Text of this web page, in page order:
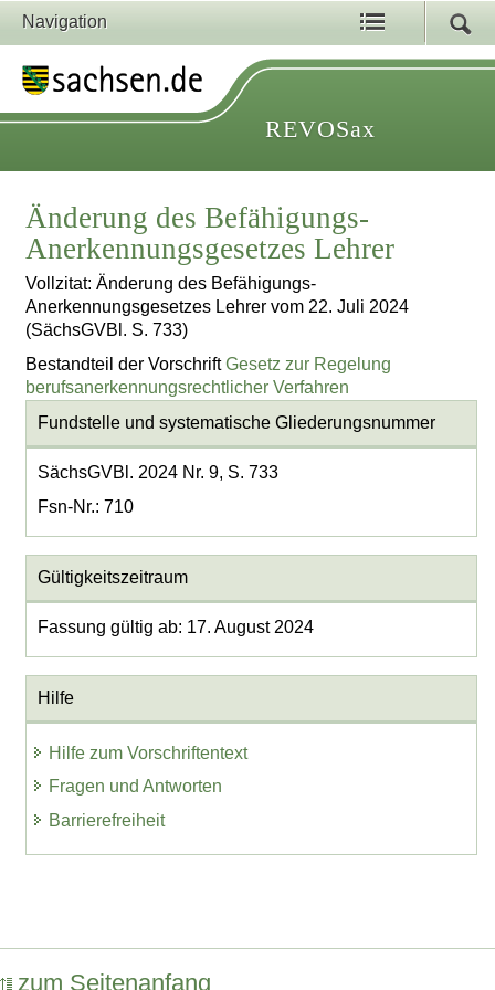
Navigation
REVOSax
Änderung des Befähigungs-
Anerkennungsgesetzes Lehrer
Vollzitat: Änderung des Befähigungs-
Anerkennungsgesetzes Lehrer vom 22. Juli 2024
(SächsGVBl. S. 733)
Bestandteil der VorschriftGesetz zur Regelung
berufsanerkennungsrechtlicher Verfahren
Fundstelle und systematische Gliederungsnummer
SächsGVBl. 2024 Nr. 9, S. 733
Fsn-Nr.: 710
Gültigkeitszeitraum
Fassung gültig ab: 17. August 2024
Hilfe
Hilfe zum Vorschriftentext
Fragen und Antworten
Barrierefreiheit
zum Seitenanfang